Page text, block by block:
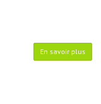
En savoir plus